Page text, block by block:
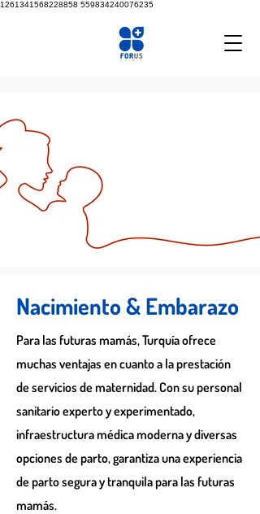
1261341568228858 559834240076235
Nacimiento & Embarazo
Para las futuras mamás, Turquía ofrece
muchas ventajas en cuanto a la prestación
de servicios de maternidad. Con su personal
sanitario experto y experimentado,
infraestructura médica moderna y diversas
opciones de parto, garantiza una experiencia
de parto segura y tranquila para las futuras
mamás.